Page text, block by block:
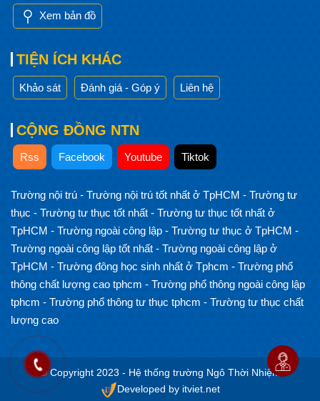
Xem bản đồ
TIỆN ÍCH KHÁC
Khảo sát Đánh giá - Góp ý Liên hệ
CỘNG ĐỒNG NTN
Rss Facebook Youtube Tiktok
Trường nội trú - Trường nội trú tốt nhất ở TpHCM - Trường tư
thục - Trường tư thục tốt nhất - Trường tư thục tốt nhất ở
TpHCM - Trường ngoài công lập - Trường tư thục ở TpHCM -
Trường ngoài công lập tốt nhất - Trường ngoài công lập ở
TpHCM - Trường đông học sinh nhất ở Tphcm - Trường phổ
thông chất lượng cao tphcm - Trường phổ thông ngoài công lập
tphcm - Trường phổ thông tư thục tphcm - Trường tư thục chất
lượng cao
© Copyright 2023 - Hệ thống trường Ngô Thời Nhiệm
Developed by itviet.net